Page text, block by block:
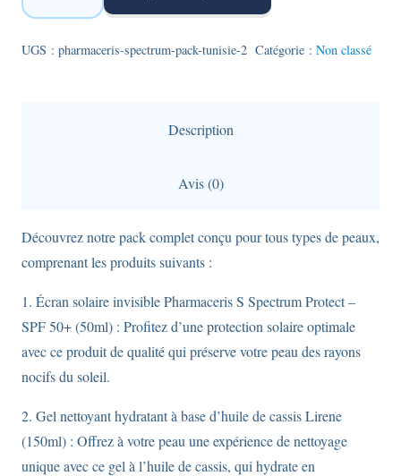
Pharmaceris
Spectrum
+
Gel
nettoyant
Lirene
150ml
UGS : pharmaceris-spectrum-pack-tunisie-2 Catégorie : Non classé
Description
Avis (0)
Découvrez notre pack complet conçu pour tous types de peaux,
comprenant les produits suivants :
1. Écran solaire invisible Pharmaceris S Spectrum Protect –
SPF 50+ (50ml) : Profitez d’une protection solaire optimale
avec ce produit de qualité qui préserve votre peau des rayons
nocifs du soleil.
2. Gel nettoyant hydratant à base d’huile de cassis Lirene
(150ml) : Offrez à votre peau une expérience de nettoyage
unique avec ce gel à l’huile de cassis, qui hydrate en